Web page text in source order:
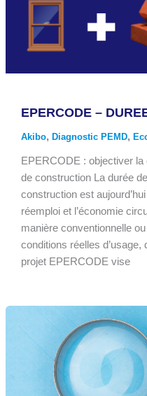
EPERCODE –
Akibo, Diagnostic PEMD,
EPERCODE : objectiver
de construction La durée
construction est
réemploi et l’économie
manière conventionnelle
conditions réelles d’usage,
projet EPERCODE vise